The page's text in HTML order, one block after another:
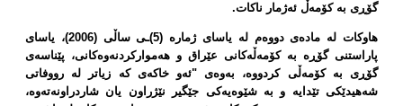
گۆڕی بە كۆمەڵ ئەژمار ناكات.
هاوكات لە مادەی دووەم لە یاسای ژمارە (5)ـی ساڵی (2006)، یاسای
پاراستنی گۆڕە بە كۆمەڵەكانی عێراق و هەمواركردنەوەكانی، پێناسەی
گۆڕی بە كۆمەڵی كردووە، بەوەی "ئەو خاكەی كە زیاتر لە رووفاتی
شەهیدێكی تێدایە و بە شێوەیەكی جێگیر نێژراون یان شاردراونەتەوە،